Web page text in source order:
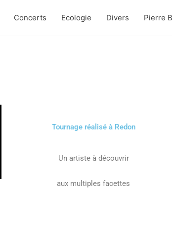
Concerts Ecologie Divers Pierre
Tournage réalisé à Redon
Un artiste à découvrir
aux multiples facettes